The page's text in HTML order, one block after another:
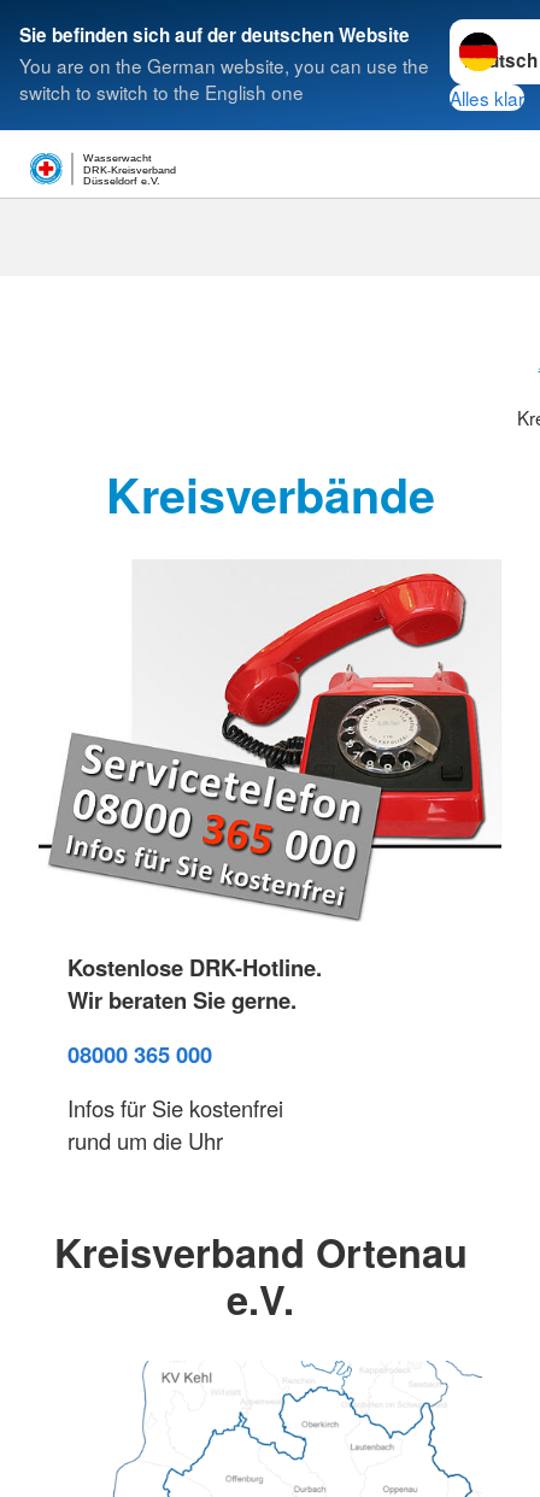
Sie befinden sich auf der deutschen Website
You are on the German website, you can use the
switch to switch to the English one
Sprache
Alles klar
Düsseldorf e.V.
DRK-Kreisverband
Wasserwacht
Suche
Kreisverbände
Kostenlose DRK-Hotline.
Wir beraten Sie gerne.
08000 365 000
Infos für Sie kostenfrei
rund um die Uhr
Kreisverband Ortenau
e.V.